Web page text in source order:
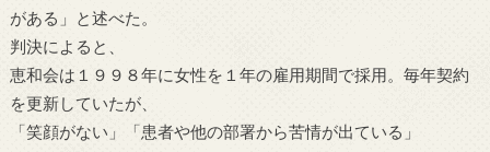
がある」と述べた。
判決によると、
恵和会は１９９８年に女性を１年の雇用期間で採用。毎年契約
を更新していたが、
「笑顔がない」「患者や他の部署から苦情が出ている」